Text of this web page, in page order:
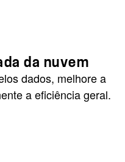
da nuvem
dados, melhore a
a eficiência geral.